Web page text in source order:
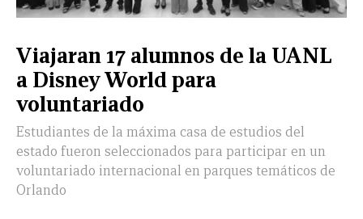
NUEVO
LEÓN
TAMAULIPAS
COAHUILA
NACIONAL
INTERNACIONAL
FINANZAS
OPINIÓN
DEPORTES
ESPECTÁCULOS
TENDENCIA
ESTILO
DE
VIDA
PODCAST
CONTACTO
NEWSLETTER
HEMEROTECA
SUPLEMENTOS
Viajaran 17 alumnos de la UANL
a Disney World para
voluntariado
Estudiantes de la máxima casa de estudios del
estado fueron seleccionados para participar en un
voluntariado internacional en parques temáticos de
Orlando